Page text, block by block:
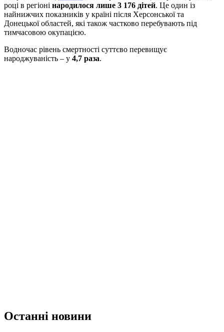
році в регіоні народилося лише 3 176 дітей. Це один із
найнижчих показників у країні після Херсонської та
Донецької областей, які також частково перебувають під
тимчасовою окупацією.
Водночас рівень смертності суттєво перевищує
народжуваність – у 4,7 раза.
Останні новини